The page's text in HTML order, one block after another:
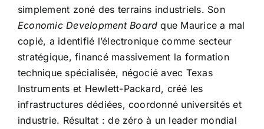
simplement zoné des terrains industriels. Son
Economic Development Board que Maurice a mal
copié, a identifié l’électronique comme secteur
stratégique, financé massivement la formation
technique spécialisée, négocié avec Texas
Instruments et Hewlett-Packard, créé les
infrastructures dédiées, coordonné universités et
industrie. Résultat : de zéro à un leader mondial